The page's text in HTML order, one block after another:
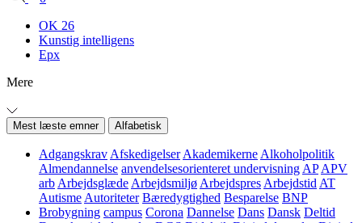
OK 26
Kunstig intelligens
Epx
Mere
Mest læste emner Alfabetisk
Adgangskrav Afskedigelser Akademikerne Alkoholpolitik
Almendannelse anvendelsesorienteret undervisning AP APV
arb Arbejdsglæde Arbejdsmiljø Arbejdspres Arbejdstid AT
Autisme Autoriteter Bæredygtighed Besparelse BNP
Brobygning campus Corona Dannelse Dans Dansk Deltid